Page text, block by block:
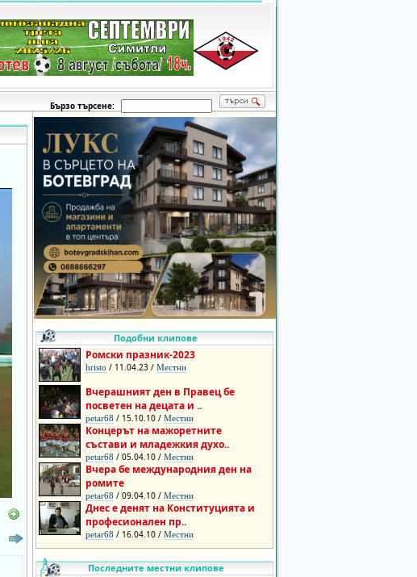
Бързо търсене:
Подобни клипове
Ромски празник-2023
hristo / 11.04.23 / Местни
Вчерашният ден в Правец бе
посветен на децата и ..
petar68 / 15.10.10 / Местни
Концерът на мажоретните
състави и младежкия духо..
petar68 / 05.04.10 / Местни
Вчера бе международния ден на
ромите
petar68 / 09.04.10 / Местни
Днес е денят на Конституцията и
професионален пр..
petar68 / 16.04.10 / Местни
Последните местни клипове